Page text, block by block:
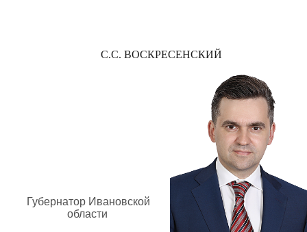
С.С. ВОСКРЕСЕНСКИЙ
Губернатор Ивановской
области